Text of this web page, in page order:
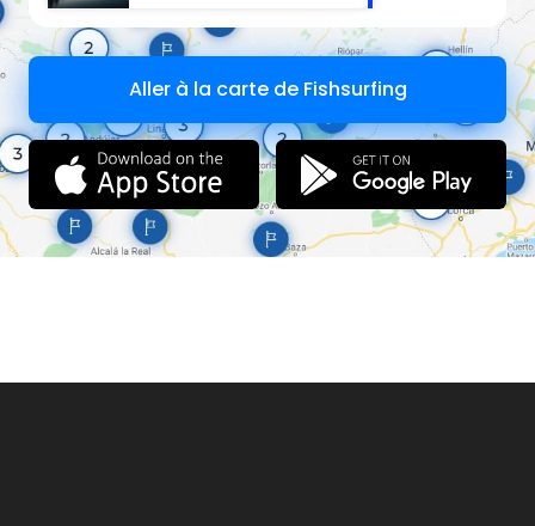
Aller à la carte de Fishsurfing